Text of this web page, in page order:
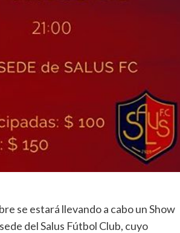
se estará llevando a cabo un Show
del Salus Fútbol Club, cuyo